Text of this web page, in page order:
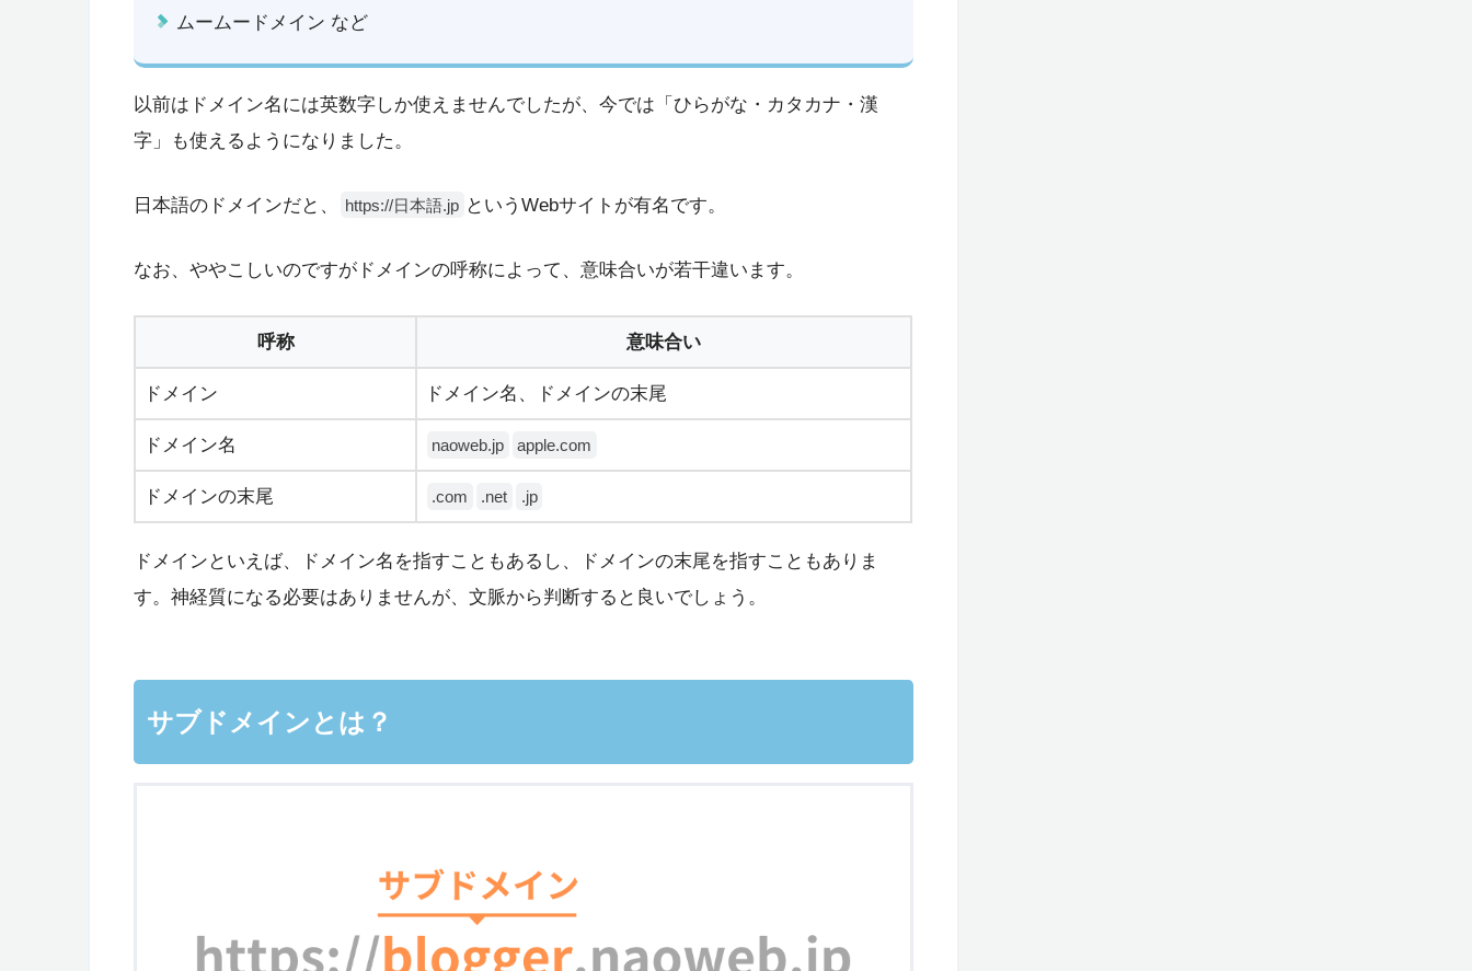
ムームードメイン など
以前はドメイン名には英数字しか使えませんでしたが、今では「ひらがな・カタカナ・漢
字」も使えるようになりました。
日本語のドメインだと、 https://日本語.jp というWebサイトが有名です。
なお、ややこしいのですがドメインの呼称によって、意味合いが若干違います。
呼称 意味合い
ドメイン ドメイン名、ドメインの末尾
ドメイン名 naoweb.jp apple.com
ドメインの末尾 .com .net .jp
ドメインといえば、ドメイン名を指すこともあるし、ドメインの末尾を指すこともありま
す。神経質になる必要はありませんが、文脈から判断すると良いでしょう。
サブドメインとは？